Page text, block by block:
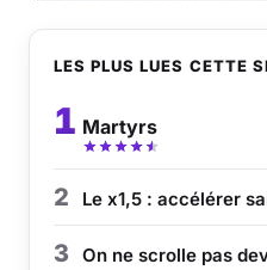
LES PLUS LUES CETTE
1 Martyrs
2 Le x1,5 : accélérer
3 On ne scrolle pas